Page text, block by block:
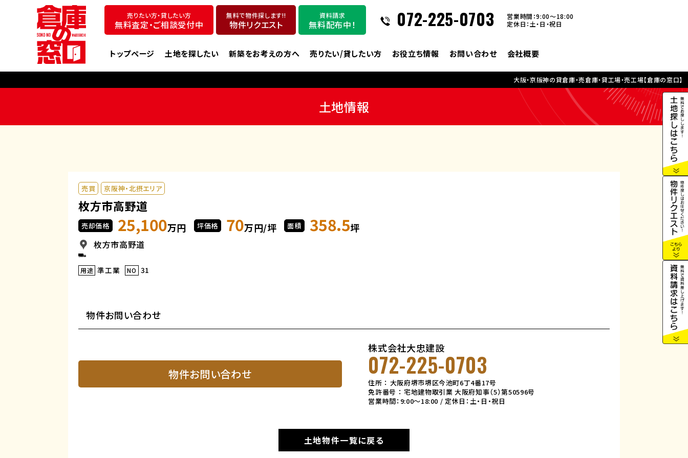
売りたい方・貸したい方
無料査定・ご相談受付中
無料で物件探します!!
物件リクエスト
資料請求
無料配布中！ 072-225-0703
営業時間：9:00～18:00
定休日：土・日・祝日
トップページ 土地を探したい 新築をお考えの方へ 売りたい/貸したい方 お役立ち情報 お問い合わせ 会社概要
大阪・京阪神の貸倉庫・売倉庫・貸工場・売工場【倉庫の窓口】
土地情報
売買 京阪神・北摂エリア
枚方市高野道
売却価格 25,100万円 坪価格 70万円/坪 面積 358.5坪
枚方市高野道
用途 準工業 NO 31
物件お問い合わせ
物件お問い合わせ
株式会社大忠建設
072-225-0703
住所 ： 大阪府堺市堺区今池町6丁4番17号
免許番号 ： 宅地建物取引業 大阪府知事（5）第50596号
営業時間：9:00～18:00 / 定休日：土・日・祝日
土地物件一覧に戻る